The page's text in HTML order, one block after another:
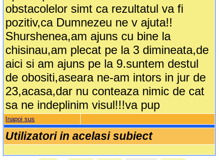
obstacolelor simt ca rezultatul va fi
pozitiv,ca Dumnezeu ne v ajuta!!
Shurshenea,am ajuns cu bine la
chisinau,am plecat pe la 3 dimineata,de
aici si am ajuns pe la 9.suntem destul
de obositi,aseara ne-am intors in jur de
23,acasa,dar nu conteaza nimic de cat
sa ne indeplinim visul!!!va pup
Inapoi sus
Utilizatori in acelasi subiect